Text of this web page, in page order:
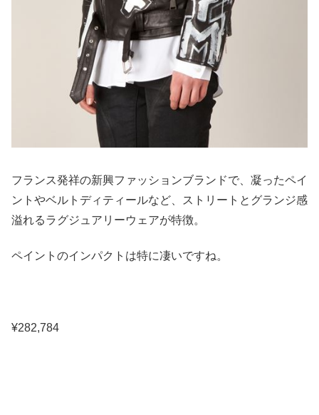
フランス発祥の新興ファッションブランドで、凝ったペイ
ントやベルトディティールなど、ストリートとグランジ感
溢れるラグジュアリーウェアが特徴。
ペイントのインパクトは特に凄いですね。
¥282,784